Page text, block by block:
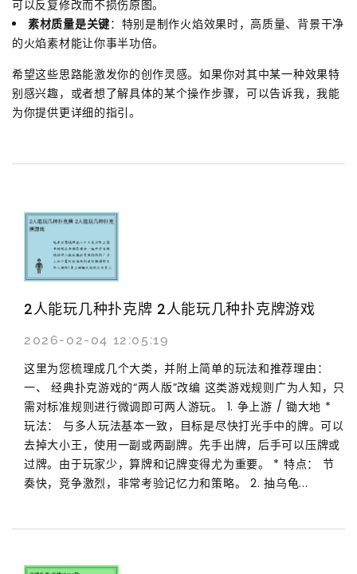
可以反复修改而不损伤原图。
素材质量是关键：特别是制作火焰效果时，高质量、背景干净
的火焰素材能让你事半功倍。
希望这些思路能激发你的创作灵感。如果你对其中某一种效果特
别感兴趣，或者想了解具体的某个操作步骤，可以告诉我，我能
为你提供更详细的指引。
2人能玩几种扑克牌 2人能玩几种扑克牌游戏
2026-02-04 12:05:19
这里为您梳理成几个大类，并附上简单的玩法和推荐理由：
一、 经典扑克游戏的“两人版”改编 这类游戏规则广为人知，只
需对标准规则进行微调即可两人游玩。 1. 争上游 / 锄大地 *
玩法： 与多人玩法基本一致，目标是尽快打光手中的牌。可以
去掉大小王，使用一副或两副牌。先手出牌，后手可以压牌或
过牌。由于玩家少，算牌和记牌变得尤为重要。 * 特点： 节
奏快，竞争激烈，非常考验记忆力和策略。 2. 抽乌龟...